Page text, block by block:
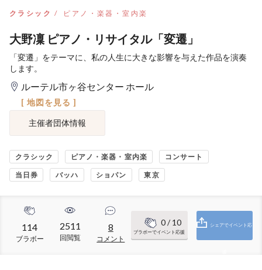
クラシック ピアノ・楽器・室内楽
大野凜 ピアノ・リサイタル「変遷」
「変遷」をテーマに、私の人生に大きな影響を与えた作品を演奏
します。
ルーテル市ヶ谷センター ホール
[ 地図を見る ]
主催者団体情報
クラシック ピアノ・楽器・室内楽 コンサート
当日券 バッハ ショパン 東京
114
ブラボー
2511
回閲覧
8
コメント
0/ 10
ブラボーでイベント応援
シェアでイベント応